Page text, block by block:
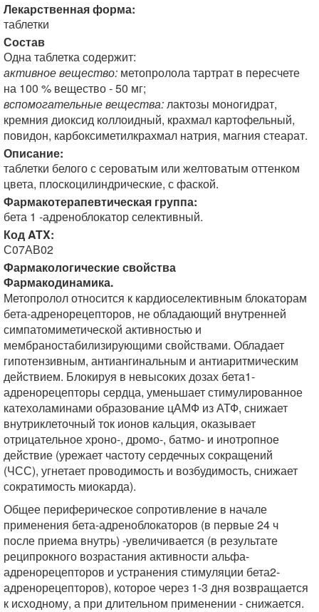
Лекарственная форма:
таблетки
Состав
Одна таблетка содержит:
активное вещество: метопролола тартрат в пересчете
на 100 % вещество - 50 мг;
вспомогательные вещества:лактозы моногидрат,
кремния диоксид коллоидный, крахмал картофельный,
повидон, карбоксиметилкрахмал натрия, магния стеарат.
Описание:
таблетки белого с сероватым или желтоватым оттенком
цвета, плоскоцилиндрические, с фаской.
Фармакотерапевтическая группа:
бета 1 -адреноблокатор селективный.
Код ATX:
С07АВ02
Фармакологические свойства
Фармакодинамика.
Метопролол относится к кардиоселективным блокаторам
бета-адренорецепторов, не обладающий внутренней
симпатомиметической активностью и
мембраностабилизирующими свойствами. Обладает
гипотензивным, антиангинальным и антиаритмическим
действием. Блокируя в невысоких дозах бета1-
адренорецепторы сердца, уменьшает стимулированное
катехоламинами образование цАМФ из АТФ, снижает
внутриклеточный ток ионов кальция, оказывает
отрицательное хроно-, дромо-, батмо- и инотропное
действие (урежает частоту сердечных сокращений
(ЧСС), угнетает проводимость и возбудимость, снижает
сократимость миокарда).
Общее периферическое сопротивление в начале
применения бета-адреноблокаторов (в первые 24 ч
после приема внутрь) -увеличивается (в результате
реципрокного возрастания активности альфа-
адренорецепторов и устранения стимуляции бета2-
адренорецепторов), которое через 1-3 дня возвращается
к исходному, а при длительном применении - снижается.